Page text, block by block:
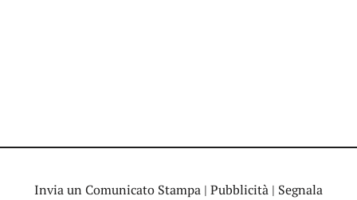
Invia un Comunicato Stampa | Pubblicità | Segnala